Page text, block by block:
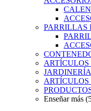
PARRILLAS
ARTÍCULOS
Enseñar más